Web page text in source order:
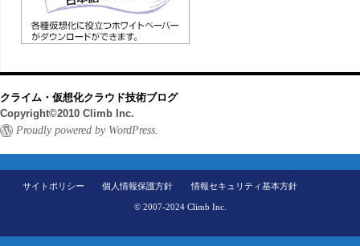
クライム・仮想化クラウド技術ブログ
Copyright©2010 Climb Inc.
Proudly powered by WordPress.
サイトポリシー 個人情報保護方針 情報セキュリティ基本方針
© 2007-2024 Climb Inc.